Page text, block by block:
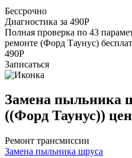
Бессрочно
Диагностика за 490Р
Полная проверка по 43
ремонте (Форд Таунус)
490Р
Записаться
Замена пыльника
((Форд Таунус))
Ремонт трансмиссии
Замена пыльника шруса